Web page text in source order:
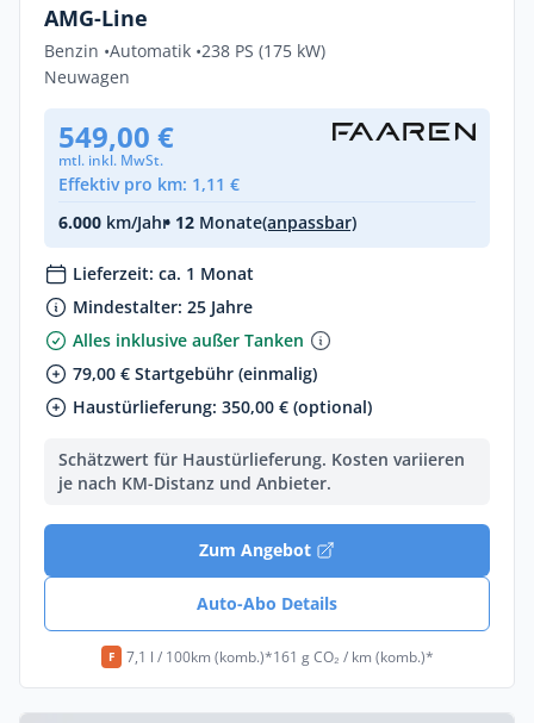
AMG-Line
Benzin •Automatik •238 PS (175 kW)
Neuwagen
549,00 €
mtl. inkl. MwSt.
Effektiv pro km: 1,11 €
6.000 km/Jahr• 12 Monate(anpassbar)
Lieferzeit: ca. 1 Monat
Mindestalter: 25 Jahre
Alles inklusive außer Tanken
79,00 € Startgebühr (einmalig)
Haustürlieferung: 350,00 € (optional)
Schätzwert für Haustürlieferung. Kosten variieren
je nach KM-Distanz und Anbieter.
Zum Angebot
Auto-Abo Details
F 7,1 l / 100km (komb.)*161 g CO₂ / km (komb.)*